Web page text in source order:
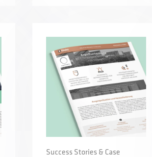
Success Stories & Case